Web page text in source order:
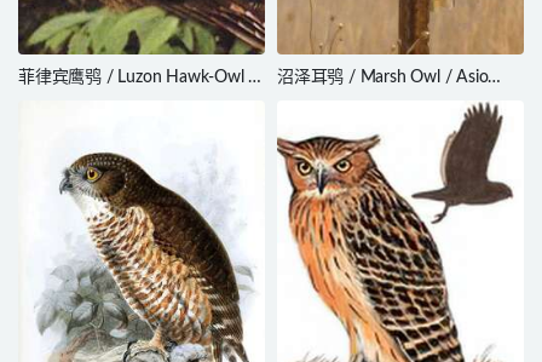
菲律宾鹰鸮 / Luzon Hawk-Owl /
沼泽耳鸮 / Marsh Owl / Asio